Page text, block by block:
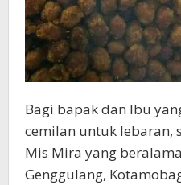
Bagi bapak dan Ibu
cemilan untuk lebaran,
Mis Mira yang
Genggulang,